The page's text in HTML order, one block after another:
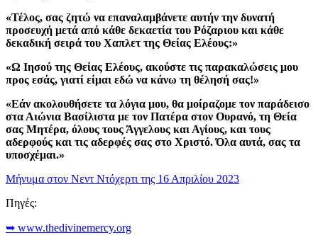
«Τέλος, σας ζητώ να επαναλαμβάνετε αυτήν την δυνατή
προσευχή μετά από κάθε δεκαετία του Ρόζαριου και κάθε
δεκαδική σειρά του Χαπλετ της Θείας Ελέους:»
«Ω Ιησού της Θείας Ελέους, ακούστε τις παρακαλώσεις μου
προς εσάς, γιατί είμαι εδώ να κάνω τη θέλησή σας!»
«Εάν ακολουθήσετε τα λόγια μου, θα μοίραζομε τον παράδεισο
στα Αιώνια Βασίλιστα με τον Πατέρα στον Ουρανό, τη Θεία
σας Μητέρα, όλους τους Άγγελους και Αγίους, και τους
αδερφούς και τις αδερφές σας στο Χριστό. Όλα αυτά, σας τα
υποσχέμαι.»
Μήνυμα στον Νεντ Ντόχερτι της 16 Απριλίου 2023
Πηγές:
➥ www.thedivinemercy.org